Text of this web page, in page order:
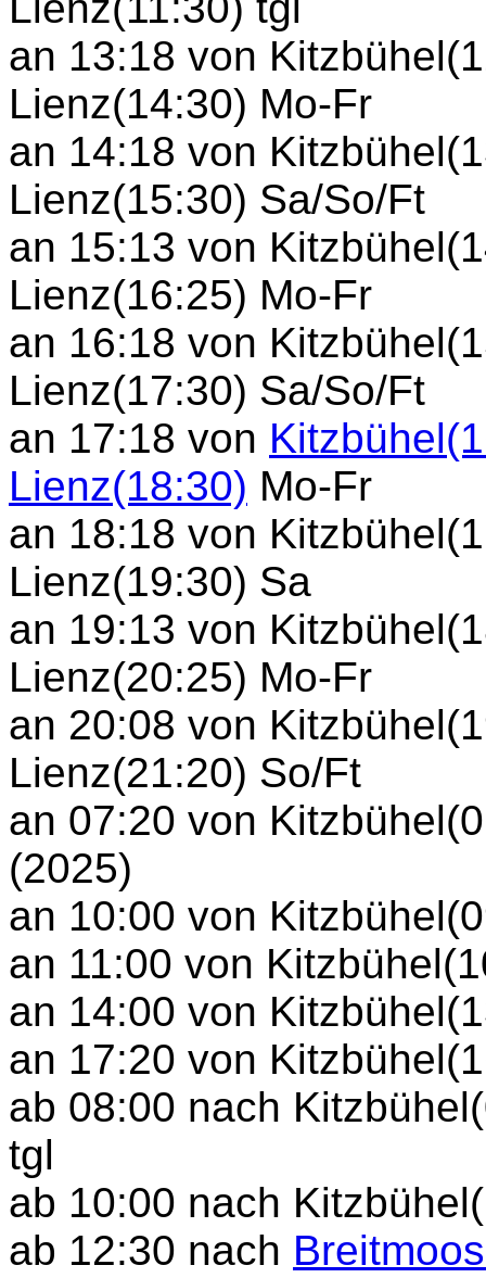
an 13:18 von
Lienz(14:30) Mo-Fr
an 14:18 von
Lienz(15:30) Sa/So/Ft
an 15:13 von
Lienz(16:25) Mo-Fr
an 16:18 von
Lienz(17:30) Sa/So/Ft
an 17:18 von
Lienz(18:30) Mo-Fr
an 18:18 von
Lienz(19:30) Sa
an 19:13 von
Lienz(20:25) Mo-Fr
an 20:08 von
Lienz(21:20) So/Ft
an 07:20 von
(2025)
an 10:00 von
an 11:00 von
an 14:00 von
an 17:20 von
ab 08:00 nach
tgl
ab 10:00 nach
ab 12:30 nach